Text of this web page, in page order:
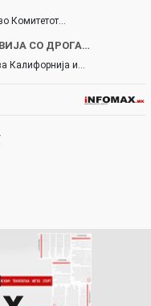
Комитетот…
СО ДРОГА…
Калифорнија и…